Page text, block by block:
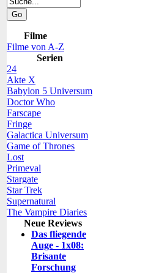
Filme
Filme von A-Z
Serien
24
Akte X
Babylon 5 Universum
Doctor Who
Farscape
Fringe
Galactica Universum
Game of Thrones
Lost
Primeval
Stargate
Star Trek
Supernatural
The Vampire Diaries
Neue Reviews
Das fliegende
Auge - 1x08:
Brisante
Forschung